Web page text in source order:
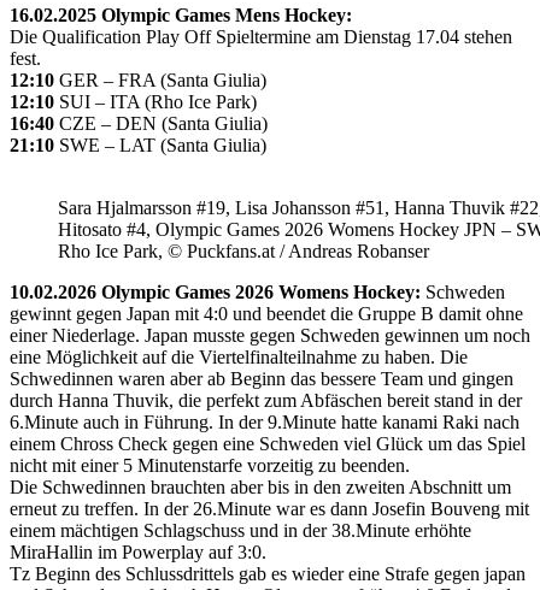
16.02.2025 Olympic Games Mens Hockey:
Die Qualification Play Off Spieltermine am Dienstag 17.04 stehen
fest.
12:10 GER – FRA (Santa Giulia)
12:10 SUI – ITA (Rho Ice Park)
16:40 CZE – DEN (Santa Giulia)
21:10 SWE – LAT (Santa Giulia)
Sara Hjalmarsson #19, Lisa Johansson #51, Hanna Thuvik
Hitosato #4, Olympic Games 2026 Womens Hockey JPN –
Rho Ice Park, © Puckfans.at / Andreas Robanser
10.02.2026 Olympic Games 2026 Womens Hockey: Schweden
gewinnt gegen Japan mit 4:0 und beendet die Gruppe B damit ohne
einer Niederlage. Japan musste gegen Schweden gewinnen um noch
eine Möglichkeit auf die Viertelfinalteilnahme zu haben. Die
Schwedinnen waren aber ab Beginn das bessere Team und gingen
durch Hanna Thuvik, die perfekt zum Abfäschen bereit stand in der
6.Minute auch in Führung. In der 9.Minute hatte kanami Raki nach
einem Chross Check gegen eine Schweden viel Glück um das Spiel
nicht mit einer 5 Minutenstarfe vorzeitig zu beenden.
Die Schwedinnen brauchten aber bis in den zweiten Abschnitt um
erneut zu treffen. In der 26.Minute war es dann Josefin Bouveng mit
einem mächtigen Schlagschuss und in der 38.Minute erhöhte
MiraHallin im Powerplay auf 3:0.
Tz Beginn des Schlussdrittels gab es wieder eine Strafe gegen japan